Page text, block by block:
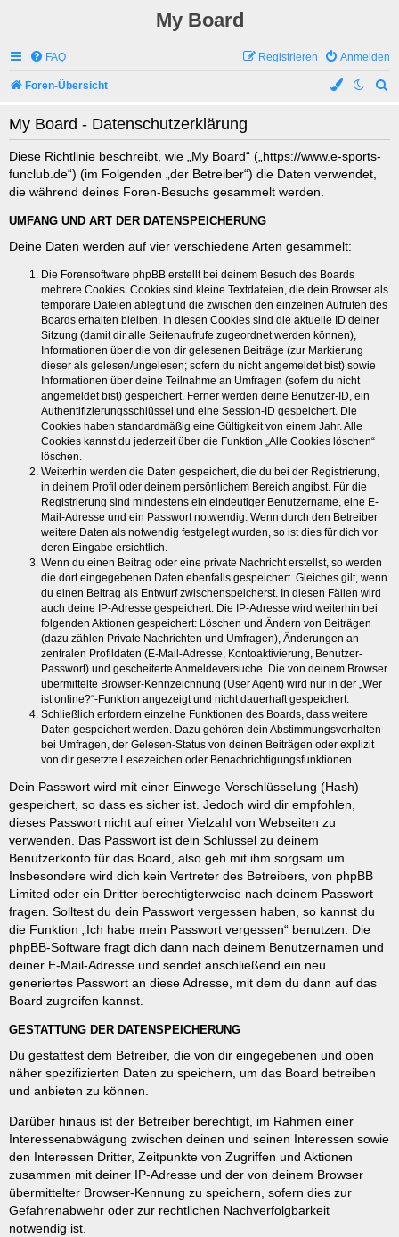
My Board
FAQ Anmelden
Registrieren
Foren-Übersicht
My Board - Datenschutzerklärung
Diese Richtlinie beschreibt, wie „My Board“ („https://www.e-sports-
funclub.de“) (im Folgenden „der Betreiber“) die Daten verwendet,
die während deines Foren-Besuchs gesammelt werden.
UMFANG UND ART DER DATENSPEICHERUNG
Deine Daten werden auf vier verschiedene Arten gesammelt:
Die Forensoftware phpBB erstellt bei deinem Besuch des Boards
mehrere Cookies. Cookies sind kleine Textdateien, die dein Browser als
temporäre Dateien ablegt und die zwischen den einzelnen Aufrufen des
Boards erhalten bleiben. In diesen Cookies sind die aktuelle ID deiner
Sitzung (damit dir alle Seitenaufrufe zugeordnet werden können),
Informationen über die von dir gelesenen Beiträge (zur Markierung
dieser als gelesen/ungelesen; sofern du nicht angemeldet bist) sowie
Informationen über deine Teilnahme an Umfragen (sofern du nicht
angemeldet bist) gespeichert. Ferner werden deine Benutzer-ID, ein
Authentifizierungsschlüssel und eine Session-ID gespeichert. Die
Cookies haben standardmäßig eine Gültigkeit von einem Jahr. Alle
Cookies kannst du jederzeit über die Funktion „Alle Cookies löschen“
löschen.
Weiterhin werden die Daten gespeichert, die du bei der Registrierung,
in deinem Profil oder deinem persönlichem Bereich angibst. Für die
Registrierung sind mindestens ein eindeutiger Benutzername, eine E-
Mail-Adresse und ein Passwort notwendig. Wenn durch den Betreiber
weitere Daten als notwendig festgelegt wurden, so ist dies für dich vor
deren Eingabe ersichtlich.
Wenn du einen Beitrag oder eine private Nachricht erstellst, so werden
die dort eingegebenen Daten ebenfalls gespeichert. Gleiches gilt, wenn
du einen Beitrag als Entwurf zwischenspeicherst. In diesen Fällen wird
auch deine IP-Adresse gespeichert. Die IP-Adresse wird weiterhin bei
folgenden Aktionen gespeichert: Löschen und Ändern von Beiträgen
(dazu zählen Private Nachrichten und Umfragen), Änderungen an
zentralen Profildaten (E-Mail-Adresse, Kontoaktivierung, Benutzer-
Passwort) und gescheiterte Anmeldeversuche. Die von deinem Browser
übermittelte Browser-Kennzeichnung (User Agent) wird nur in der „Wer
ist online?“-Funktion angezeigt und nicht dauerhaft gespeichert.
Schließlich erfordern einzelne Funktionen des Boards, dass weitere
Daten gespeichert werden. Dazu gehören dein Abstimmungsverhalten
bei Umfragen, der Gelesen-Status von deinen Beiträgen oder explizit
von dir gesetzte Lesezeichen oder Benachrichtigungsfunktionen.
Dein Passwort wird mit einer Einwege-Verschlüsselung (Hash)
gespeichert, so dass es sicher ist. Jedoch wird dir empfohlen,
dieses Passwort nicht auf einer Vielzahl von Webseiten zu
verwenden. Das Passwort ist dein Schlüssel zu deinem
Benutzerkonto für das Board, also geh mit ihm sorgsam um.
Insbesondere wird dich kein Vertreter des Betreibers, von phpBB
Limited oder ein Dritter berechtigterweise nach deinem Passwort
fragen. Solltest du dein Passwort vergessen haben, so kannst du
die Funktion „Ich habe mein Passwort vergessen“ benutzen. Die
phpBB-Software fragt dich dann nach deinem Benutzernamen und
deiner E-Mail-Adresse und sendet anschließend ein neu
generiertes Passwort an diese Adresse, mit dem du dann auf das
Board zugreifen kannst.
GESTATTUNG DER DATENSPEICHERUNG
Du gestattest dem Betreiber, die von dir eingegebenen und oben
näher spezifizierten Daten zu speichern, um das Board betreiben
und anbieten zu können.
Darüber hinaus ist der Betreiber berechtigt, im Rahmen einer
Interessenabwägung zwischen deinen und seinen Interessen sowie
den Interessen Dritter, Zeitpunkte von Zugriffen und Aktionen
zusammen mit deiner IP-Adresse und der von deinem Browser
übermittelter Browser-Kennung zu speichern, sofern dies zur
Gefahrenabwehr oder zur rechtlichen Nachverfolgbarkeit
notwendig ist.